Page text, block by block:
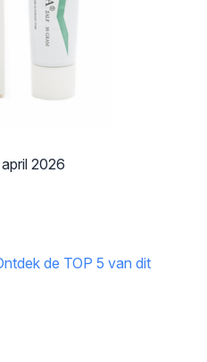
2026
de TOP 5 van dit